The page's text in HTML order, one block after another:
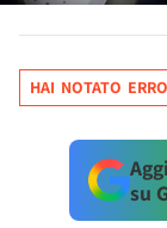
HAI NOTATO
su